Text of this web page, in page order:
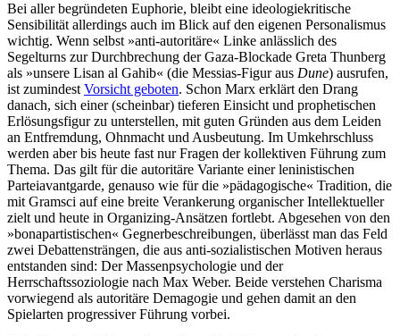
Bei aller begründeten Euphorie, bleibt eine ideologiekritische
Sensibilität allerdings auch im Blick auf den eigenen Personalismus
wichtig. Wenn selbst »anti-autoritäre« Linke anlässlich des
Segelturns zur Durchbrechung der Gaza-Blockade Greta Thunberg
als »unsere Lisan al Gahib« (die Messias-Figur aus Dune) ausrufen,
ist zumindest Vorsicht geboten. Schon Marx erklärt den Drang
danach, sich einer (scheinbar) tieferen Einsicht und prophetischen
Erlösungsfigur zu unterstellen, mit guten Gründen aus dem Leiden
an Entfremdung, Ohnmacht und Ausbeutung. Im Umkehrschluss
werden aber bis heute fast nur Fragen der kollektiven Führung zum
Thema. Das gilt für die autoritäre Variante einer leninistischen
Parteiavantgarde, genauso wie für die »pädagogische« Tradition, die
mit Gramsci auf eine breite Verankerung organischer Intellektueller
zielt und heute in Organizing-Ansätzen fortlebt. Abgesehen von den
»bonapartistischen« Gegnerbeschreibungen, überlässt man das Feld
zwei Debattensträngen, die aus anti-sozialistischen Motiven heraus
entstanden sind: Der Massenpsychologie und der
Herrschaftssoziologie nach Max Weber. Beide verstehen Charisma
vorwiegend als autoritäre Demagogie und gehen damit an den
Spielarten progressiver Führung vorbei.